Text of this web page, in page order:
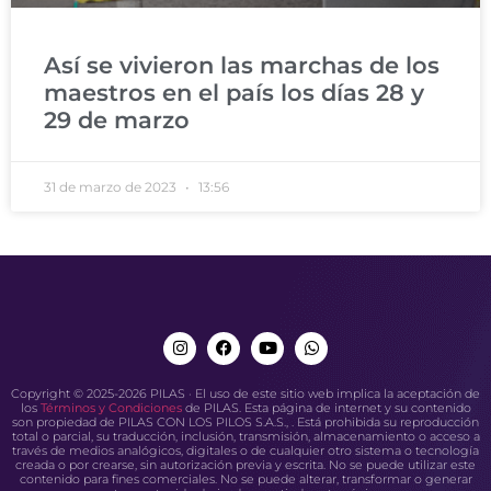
Así se vivieron las marchas de los
maestros en el país los días 28 y
29 de marzo
31 de marzo de 2023 13:56
Copyright © 2025-2026 PILAS · El uso de este sitio web implica la aceptación de
los Términos y Condicionesde PILAS. Esta página de internet y su contenido
son propiedad de PILAS CON LOS PILOS S.A.S., . Está prohibida su reproducción
total o parcial, su traducción, inclusión, transmisión, almacenamiento o acceso a
través de medios analógicos, digitales o de cualquier otro sistema o tecnología
creada o por crearse, sin autorización previa y escrita. No se puede utilizar este
contenido para fines comerciales. No se puede alterar, transformar o generar